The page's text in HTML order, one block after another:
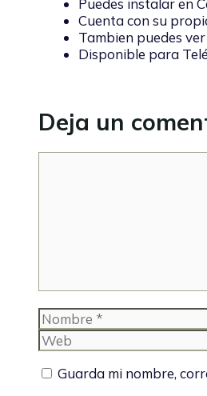
Puedes instalar en
Cuenta con su
Tambien puedes
Disponible para
Deja un
Nombre
Guarda mi nombre,